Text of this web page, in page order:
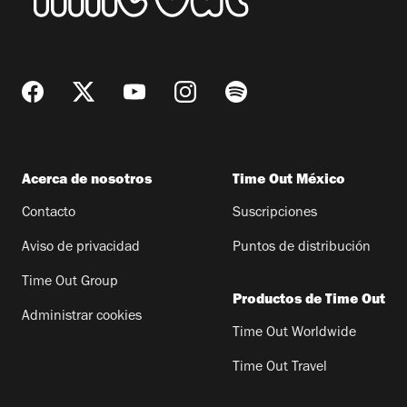
Acerca de nosotros
Contacto
Aviso de privacidad
Time Out Group
Administrar cookies
Time Out México
Suscripciones
Puntos de distribución
Productos de Time Out
Time Out Worldwide
Time Out Travel